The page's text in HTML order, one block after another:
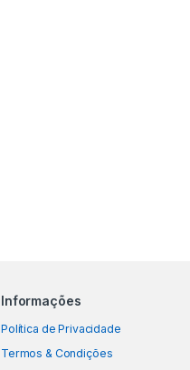
Informações
Política de Privacidade
Termos & Condições